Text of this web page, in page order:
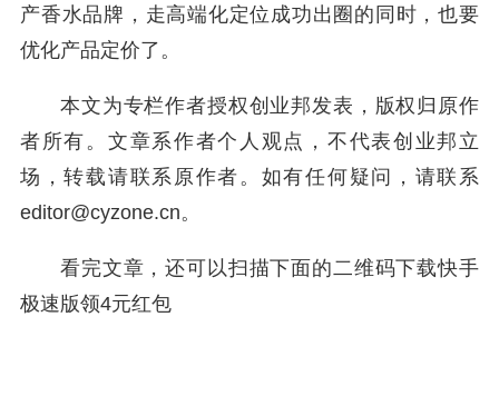
产香水品牌，走高端化定位成功出圈的同时，也要
优化产品定价了。
本文为专栏作者授权创业邦发表，版权归原作
者所有。文章系作者个人观点，不代表创业邦立
场，转载请联系原作者。如有任何疑问，请联系
editor@cyzone.cn。
看完文章，还可以扫描下面的二维码下载快手
极速版领4元红包